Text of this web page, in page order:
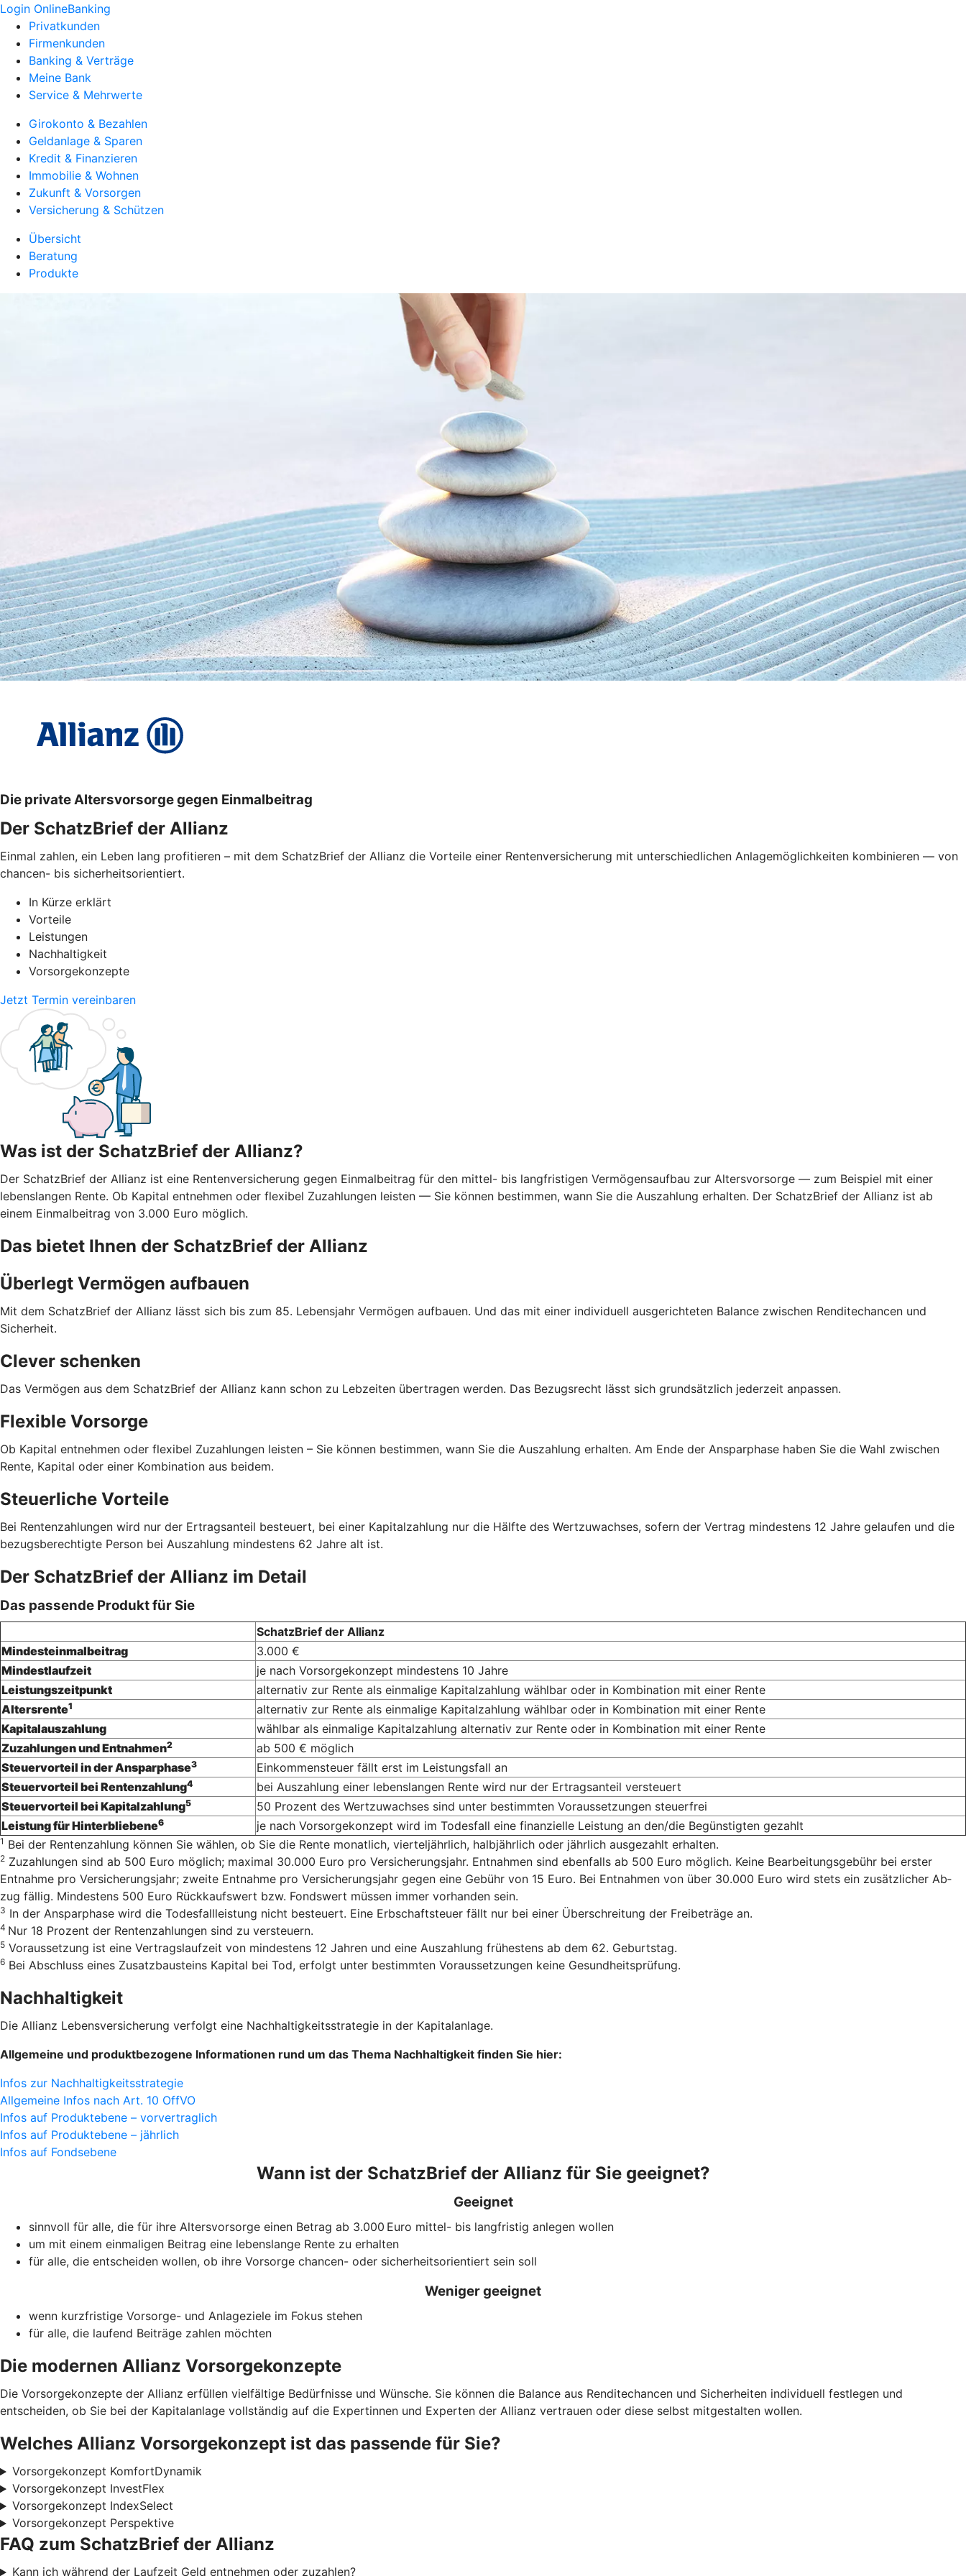
Login OnlineBanking
Privatkunden
Firmenkunden
Banking & Verträge
Meine Bank
Service & Mehrwerte
Girokonto & Bezahlen
Geldanlage & Sparen
Kredit & Finanzieren
Immobilie & Wohnen
Zukunft & Vorsorgen
Versicherung & Schützen
Übersicht
Beratung
Produkte
Die private Altersvorsorge gegen Einmalbeitrag
Der SchatzBrief der Allianz
Einmal zahlen, ein Leben lang profitieren – mit dem SchatzBrief der Allianz die Vorteile einer Rentenversicherung mit unterschiedlichen Anlagemöglichkeiten kombinieren — von
chancen- bis sicherheitsorientiert.
In Kürze erklärt
Vorteile
Leistungen
Nachhaltigkeit
Vorsorgekonzepte
Jetzt Termin vereinbaren
Was ist der SchatzBrief der Allianz?
Der SchatzBrief der Allianz ist eine Rentenversicherung gegen Einmalbeitrag für den mittel- bis langfristigen Vermögensaufbau zur Altersvorsorge — zum Beispiel mit einer
lebenslangen Rente. Ob Kapital entnehmen oder flexibel Zuzahlungen leisten — Sie können bestimmen, wann Sie die Auszahlung erhalten. Der SchatzBrief der Allianz ist ab
einem Einmalbeitrag von 3.000 Euro möglich.
Das bietet Ihnen der SchatzBrief der Allianz
Überlegt Vermögen aufbauen
Mit dem SchatzBrief der Allianz lässt sich bis zum 85. Lebensjahr Vermögen aufbauen. Und das mit einer individuell ausgerichteten Balance zwischen Renditechancen und
Sicherheit.
Clever schenken
Das Vermögen aus dem SchatzBrief der Allianz kann schon zu Lebzeiten übertragen werden. Das Bezugsrecht lässt sich grundsätzlich jederzeit anpassen.
Flexible Vorsorge
Ob Kapital entnehmen oder flexibel Zuzahlungen leisten – Sie können bestimmen, wann Sie die Auszahlung erhalten. Am Ende der Ansparphase haben Sie die Wahl zwischen
Rente, Kapital oder einer Kombination aus beidem.
Steuerliche Vorteile
Bei Rentenzahlungen wird nur der Ertragsanteil besteuert, bei einer Kapitalzahlung nur die Hälfte des Wertzuwachses, sofern der Vertrag mindestens 12 Jahre gelaufen und die
bezugsberechtigte Person bei Auszahlung mindestens 62 Jahre alt ist.
Der SchatzBrief der Allianz im Detail
Das passende Produkt für Sie
SchatzBrief der Allianz
Mindesteinmalbeitrag
3.000 €
Mindestlaufzeit
je nach Vorsorgekonzept mindestens 10 Jahre
Leistungszeitpunkt
alternativ zur Rente als einmalige Kapitalzahlung wählbar oder in Kombination mit einer Rente
Altersrente1
alternativ zur Rente als einmalige Kapitalzahlung wählbar oder in Kombination mit einer Rente
Kapitalauszahlung
wählbar als einmalige Kapitalzahlung alternativ zur Rente oder in Kombination mit einer Rente
Zuzahlungen und Entnahmen2
ab 500 € möglich
Steuervorteil in der Ansparphase3
Einkommensteuer fällt erst im Leistungsfall an
Steuervorteil bei Rentenzahlung4
bei Auszahlung einer lebenslangen Rente wird nur der Ertragsanteil versteuert
Steuervorteil bei Kapitalzahlung5
50 Prozent des Wertzuwachses sind unter bestimmten Voraussetzungen steuerfrei
Leistung für Hinterbliebene6 je nach Vorsorgekonzept wird im Todesfall eine finanzielle Leistung an den/die Begünstigten gezahlt
1 Bei der Rentenzahlung können Sie wählen, ob Sie die Rente monatlich, vierteljährlich, halbjährlich oder jährlich ausgezahlt erhalten.
2 Zu­zah­lun­gen sind ab 500 Euro mög­lich; ma­xi­mal 30.000 Euro pro Ver­si­cherungs­jahr. Ent­nah­men sind eben­falls ab 500 Euro mög­lich. Keine Bearbeitungsgebühr bei erster
Entnahme pro Versicherungsjahr; zweite Entnahme pro Versicherungsjahr gegen eine Gebühr von 15 Euro. Bei Ent­nah­men von über 30.000 Euro wird stets ein zu­sätz­li­cher Ab­
zug fäl­lig. Min­des­tens 500 Euro Rück­kaufs­wert bzw. Fonds­wert müs­sen immer vor­han­den sein.
3 In der Ansparphase wird die Todesfallleistung nicht besteuert. Eine Erbschaftsteuer fällt nur bei einer Überschreitung der Freibeträge an.
4 Nur 18 Pro­zent der Ren­ten­zah­lun­gen sind zu versteu­ern.
5 Voraussetzung ist eine Vertrags­laufzeit von mindestens 12 Jahren und eine Auszahlung frühestens ab dem 62. Geburtstag.
6 Bei Abschluss eines Zusatzbausteins Kapital bei Tod, erfolgt unter bestimmten Voraussetzungen keine Gesundheitsprüfung.
Nachhaltigkeit
Die Allianz Lebensversicherung verfolgt eine Nachhaltigkeitsstrategie in der Kapitalanlage.
Allgemeine und produktbezogene Informationen rund um das Thema Nachhaltigkeit finden Sie hier:
Infos zur Nachhaltigkeitsstrategie
Allgemeine Infos nach Art. 10 OffVO
Infos auf Produktebene – vorvertraglich
Infos auf Produktebene – jährlich
Infos auf Fondsebene
Wann ist der SchatzBrief der Allianz für Sie geeignet?
Geeignet
sinnvoll für alle, die für ihre Altersvorsorge einen Betrag ab 3.000 Euro mittel- bis langfristig anlegen wollen
um mit einem einmaligen Beitrag eine lebenslange Rente zu erhalten
für alle, die entscheiden wollen, ob ihre Vorsorge chancen- oder sicherheitsorientiert sein soll
Weniger geeignet
wenn kurzfristige Vorsorge- und Anlageziele im Fokus stehen
für alle, die laufend Beiträge zahlen möchten
Die modernen Allianz Vorsorge­konzepte
Die Vorsorgekonzepte der Allianz erfüllen vielfältige Bedürfnisse und Wünsche. Sie können die Balance aus Renditechancen und Sicherheiten individuell festlegen und
entscheiden, ob Sie bei der Kapitalanlage vollständig auf die Expertinnen und Experten der Allianz vertrauen oder diese selbst mitgestalten wollen.
Welches Allianz Vorsorgekonzept ist das passende für Sie?
Vorsorgekonzept KomfortDynamik
Vorsorgekonzept InvestFlex
Vorsorgekonzept IndexSelect
Vorsorgekonzept Perspektive
FAQ zum SchatzBrief der Allianz
Kann ich während der Laufzeit Geld entnehmen oder zuzahlen?